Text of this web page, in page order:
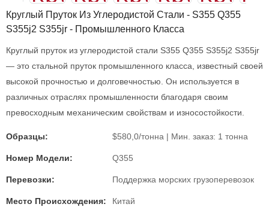
Круглый Пруток Из Углеродистой Стали - S355 Q355
S355j2 S355jr - Промышленного Класса
Круглый пруток из углеродистой стали S355 Q355 S355j2 S355jr
— это стальной пруток промышленного класса, известный своей
высокой прочностью и долговечностью. Он используется в
различных отраслях промышленности благодаря своим
превосходным механическим свойствам и износостойкости.
Образцы: $580,0/тонна | Мин. заказ: 1 тонна
Номер Модели: Q355
Перевозки: Поддержка морских грузоперевозок
Место Происхождения: Китай